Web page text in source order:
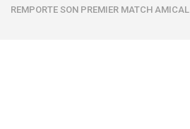
REMPORTE SON PREMIER MATCH AMICAL